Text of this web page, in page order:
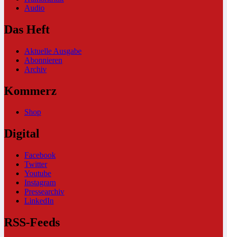
Audio
Das Heft
Aktuelle Ausgabe
Abonnieren
Archiv
Kommerz
Shop
Digital
Facebook
Twitter
Youtube
Instagram
Pressearchiv
LinkedIn
RSS-Feeds